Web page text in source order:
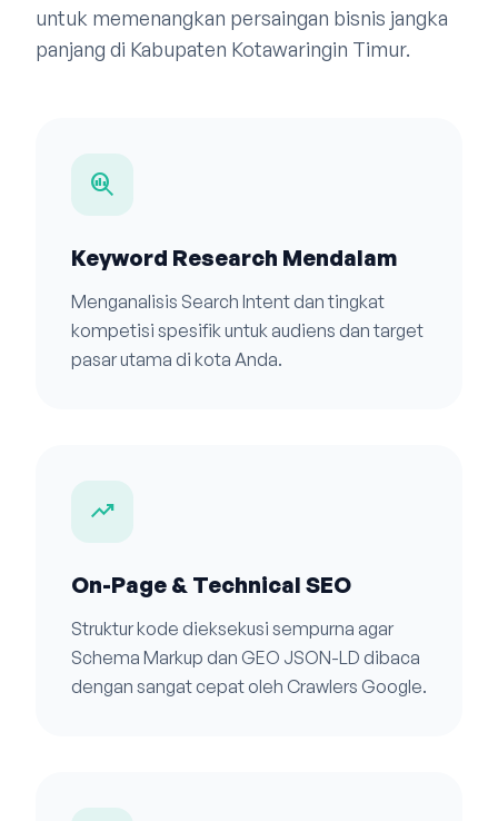
untuk memenangkan persaingan bisnis jangka
panjang di Kabupaten Kotawaringin Timur.
search_insights
Keyword Research Mendalam
Menganalisis Search Intent dan tingkat
kompetisi spesifik untuk audiens dan target
pasar utama di kota Anda.
trending_up
On-Page & Technical SEO
Struktur kode dieksekusi sempurna agar
Schema Markup dan GEO JSON-LD dibaca
dengan sangat cepat oleh Crawlers Google.